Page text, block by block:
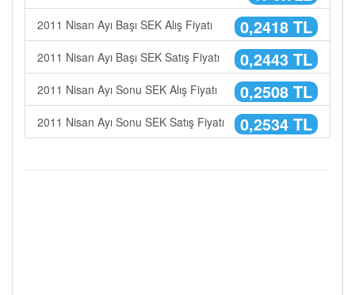
0,2418 TL
2011 Nisan Ayı Başı SEK Alış Fiyatı
0,2443 TL
2011 Nisan Ayı Başı SEK Satış Fiyatı
0,2508 TL
2011 Nisan Ayı Sonu SEK Alış Fiyatı
0,2534 TL
2011 Nisan Ayı Sonu SEK Satış Fiyatı